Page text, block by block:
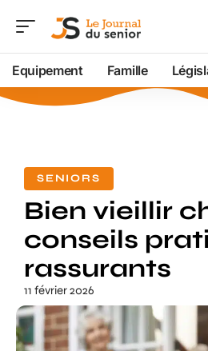
Equipement Famille
SENIORS
Bien vieillir
conseils
rassurants
11 février 2026